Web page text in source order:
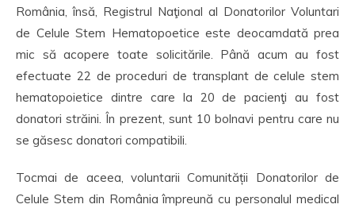
România, însă, Registrul Naţional al Donatorilor Voluntari
de Celule Stem Hematopoetice este deocamdată prea
mic să acopere toate solicitările. Până acum au fost
efectuate 22 de proceduri de transplant de celule stem
hematopoietice dintre care la 20 de pacienţi au fost
donatori străini. În prezent, sunt 10 bolnavi pentru care nu
se găsesc donatori compatibili.
Tocmai de aceea, voluntarii Comunității Donatorilor de
Celule Stem din România împreună cu personalul medical